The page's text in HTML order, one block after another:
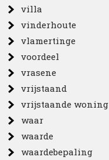
villa
vinderhoute
vlamertinge
voordeel
vrasene
vrijstaand
vrijstaande woning
waar
waarde
waardebepaling